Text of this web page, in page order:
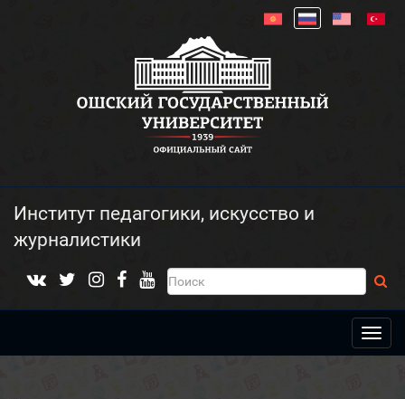
Институт педагогики, искусство и
журналистики